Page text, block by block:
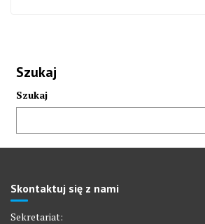
Szukaj
Szukaj
Skontaktuj się z nami
Sekretariat: